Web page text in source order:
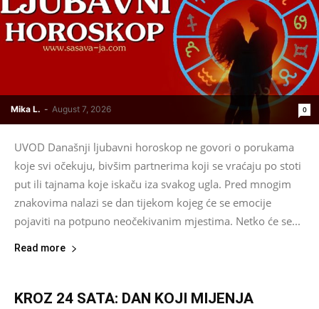
Mika L. - August 7, 2026 0
UVOD Današnji ljubavni horoskop ne govori o porukama
koje svi očekuju, bivšim partnerima koji se vraćaju po stoti
put ili tajnama koje iskaču iza svakog ugla. Pred mnogim
znakovima nalazi se dan tijekom kojeg će se emocije
pojaviti na potpuno neočekivanim mjestima. Netko će se...
Read more
KROZ 24 SATA: DAN KOJI MIJENJA